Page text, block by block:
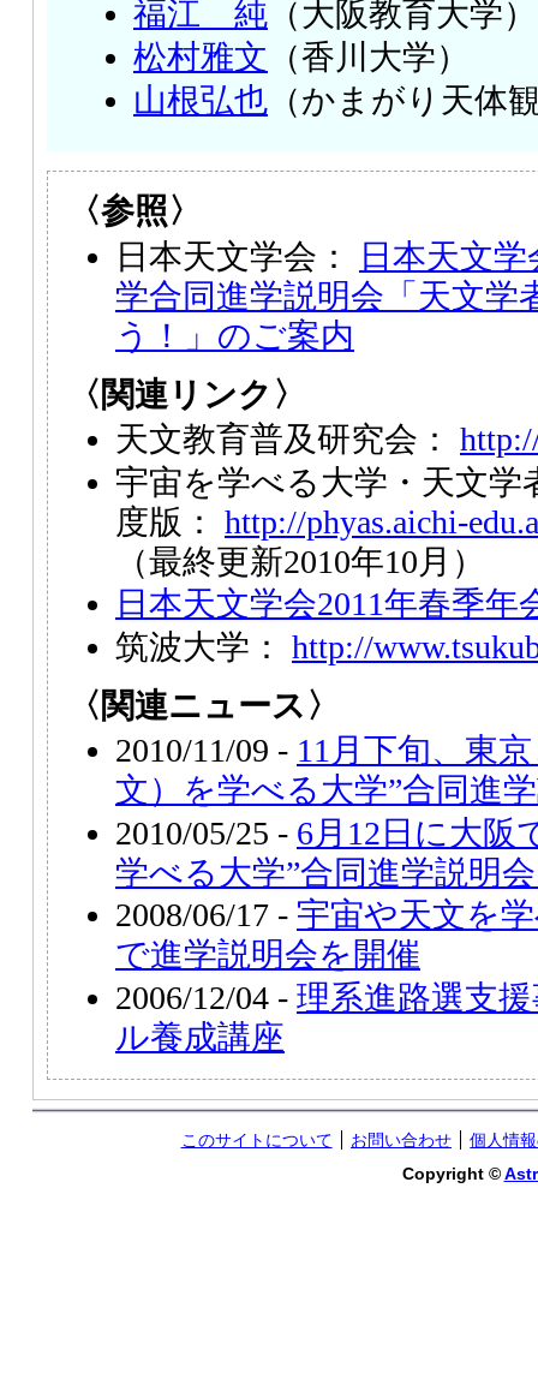
福江 純 （大阪教育大学）
松村雅文 （香川大学）
山根弘也 （かまがり天体
〈参照〉
日本天文学会：
日本天文
学合同進学説明会「天文学
う！」のご案内
〈関連リンク〉
天文教育普及研究会：
宇宙を学べる大学・天文学
度版： http://phyas.aichi-
（最終更新2010年10月）
日本天文学会2011年春季年
筑波大学： http://
〈関連ニュース〉
2010/11/09 - 11月下旬、東
文）を学べる大学”合同進
2010/05/25 - 6月12日に大阪
学べる大学”合同進学説明
2008/06/17 - 宇宙や天文を
で進学説明会を開催
2006/12/04 - 理系進路選支
ル養成講座
このサイトについて お問い合わせ
個人情
Copyright ©